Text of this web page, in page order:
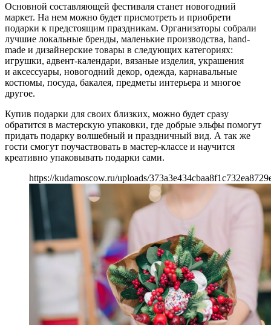
Основной составляющей фестиваля станет новогодний
маркет. На нем можно будет присмотреть и приобрети
подарки к предстоящим праздникам. Организаторы собрали
лучшие локальные бренды, маленькие производства, hand-
made и дизайнерские товары в следующих категориях:
игрушки, адвент-календари, вязаные изделия, украшения
и аксессуары, новогодний декор, одежда, карнавальные
костюмы, посуда, бакалея, предметы интерьера и многое
другое.
Купив подарки для своих близких, можно будет сразу
обратится в мастерскую упаковки, где добрые эльфы помогут
придать подарку волшебный и праздничный вид. А так же
гости смогут поучаствовать в мастер-классе и научится
креативно упаковывать подарки сами.
https://kudamoscow.ru/uploads/